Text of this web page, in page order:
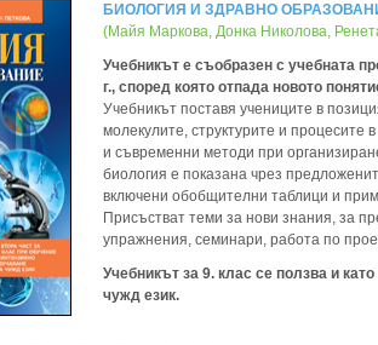
БИОЛОГИЯ И ЗДРАВНО
(Майя Маркова, Донка Николова,
Учебникът е съобразен с учебната
г., според която отпада новото
Учебникът поставя учениците в
молекулите, структурите и процесите
и съвременни методи при
биология е показана чрез
включени обобщителни таблици и
Присъстват теми за нови знания, за
упражнения, семинари, работа по
Учебникът за 9. клас се ползва и
чужд език.